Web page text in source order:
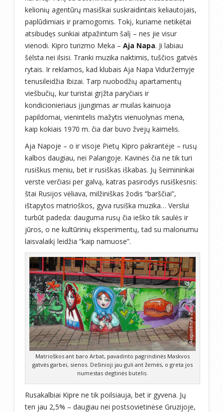
kelionių agentūrų masiškai suskraidintais keliautojais,
paplūdimiais ir pramogomis. Tokį, kuriame netikėtai
atsibudęs sunkiai atpažintum šalį – nes jie visur
vienodi. Kipro turizmo Meka – Aja Napa. Ji labiau
šėlsta nei ilsisi. Tranki muzika naktimis, tuščios gatvės
rytais. Ir reklamos, kad klubais Aja Napa Viduržemyje
tenusileidžia Ibizai. Tarp nuobodžių apartamentų
viešbučių, kur turistai grįžta paryčiais ir
kondicionieriaus įjungimas ar muilas kainuoja
papildomai, vienintelis mažytis vienuolynas mena,
kaip kokiais 1970 m. čia dar buvo žvejų kaimelis.
Aja Napoje – o ir visoje Pietų Kipro pakrantėje – rusų
kalbos daugiau, nei Palangoje. Kavinės čia ne tik turi
rusiškus meniu, bet ir rusiškas iškabas. Jų šeimininkai
verste verčiasi per galvą, katras pasirodys rusiškesnis:
štai Rusijos vėliava, milžiniškas žodis “barščiai”,
ištapytos matrioškos, gyva rusiška muzika… Verslui
turbūt padeda: dauguma rusų čia ieško tik saulės ir
jūros, o ne kultūrinių eksperimentų, tad su malonumu
laisvalaikį leidžia “kaip namuose”.
Matrioškos ant baro Arbat, pavadinto pagrindinės Maskvos
gatvės garbei, sienos. Dešinioji jau guli ant žemės, o greta jos
numestas degtinės butelis.
Rusakalbiai Kipre ne tik poilsiauja, bet ir gyvena. Jų
ten jau 2,5% – daugiau nei postsovietinėse Gruzijoje,